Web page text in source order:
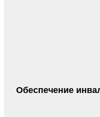
Обеспечение